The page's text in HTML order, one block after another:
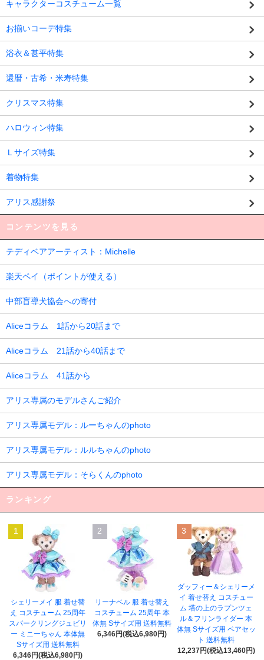
キャラクターコスチューム一覧
お揃いコーデ特集
浴衣＆甚平特集
還暦・古希・米寿特集
クリスマス特集
ハロウィン特集
Ｌサイズ特集
着物特集
アリス感謝祭
コンテンツを見る
テディベアアーティスト：Michelle
楽天ペイ（ポイントが使える）
中部盲導犬協会への寄付
Aliceコラム 1話から20話まで
Aliceコラム 21話から40話まで
Aliceコラム 41話から
アリス専属のモデルさんご紹介
アリス専属モデル：ルーちゃんのphoto
アリス専属モデル：ルルちゃんのphoto
アリス専属モデル：そらくんのphoto
ランキング
1
シェリーメイ 服 着せ替
え コスチューム 25周年
スパークリングジュビリ
ー ミニーちゃん 本体無
Sサイズ用 送料無料
6,346円(税込6,980円)
2
リーナベル 服 着せ替え
コスチューム 25周年 本
体無 Sサイズ用 送料無料
6,346円(税込6,980円)
3
ダッフィー＆シェリーメ
イ 着せ替え コスチュー
ム 塔の上のラプンツェ
ル＆フリンライダー 本
体無 Sサイズ用 ペアセッ
ト 送料無料
12,237円(税込13,460円)